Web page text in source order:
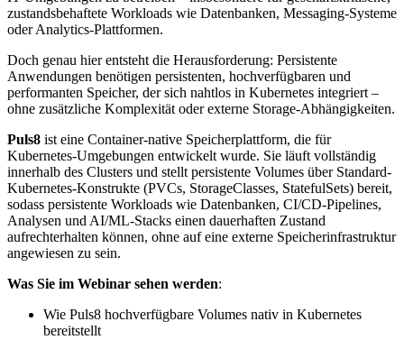
zustandsbehaftete Workloads wie Datenbanken, Messaging-Systeme
oder Analytics-Plattformen.
Doch genau hier entsteht die Herausforderung: Persistente
Anwendungen benötigen persistenten, hochverfügbaren und
performanten Speicher, der sich nahtlos in Kubernetes integriert –
ohne zusätzliche Komplexität oder externe Storage-Abhängigkeiten.
Puls8 ist eine Container-native Speicherplattform, die für
Kubernetes-Umgebungen entwickelt wurde. Sie läuft vollständig
innerhalb des Clusters und stellt persistente Volumes über Standard-
Kubernetes-Konstrukte (PVCs, StorageClasses, StatefulSets) bereit,
sodass persistente Workloads wie Datenbanken, CI/CD-Pipelines,
Analysen und AI/ML-Stacks einen dauerhaften Zustand
aufrechterhalten können, ohne auf eine externe Speicherinfrastruktur
angewiesen zu sein.
Was Sie im Webinar sehen werden:
Wie Puls8 hochverfügbare Volumes nativ in Kubernetes
bereitstellt